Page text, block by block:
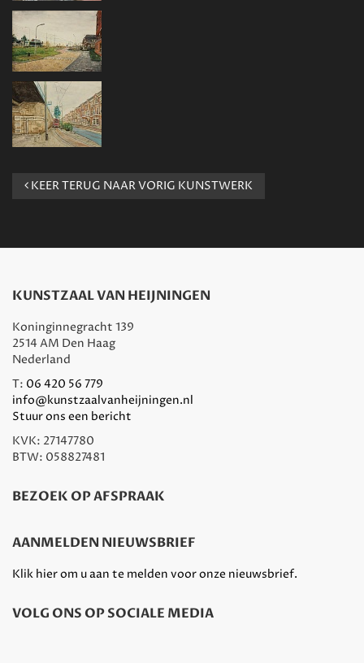
KEER TERUG NAAR VORIG KUNSTWERK
KUNSTZAAL VAN HEIJNINGEN
Koninginnegracht 139
2514 AM Den Haag
Nederland
T: 06 420 56 779
info@kunstzaalvanheijningen.nl
Stuur ons een bericht
KVK: 27147780
BTW: 058827481
BEZOEK OP AFSPRAAK
AANMELDEN NIEUWSBRIEF
Klik hier om u aan te melden voor onze nieuwsbrief.
VOLG ONS OP SOCIALE MEDIA